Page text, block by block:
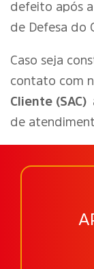
defeito após
de Defesa do
Caso seja
contato com
Cliente (SAC)
de